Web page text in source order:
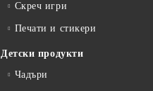
Скреч игри
Печати и стикери
Детски продукти
Чадъри